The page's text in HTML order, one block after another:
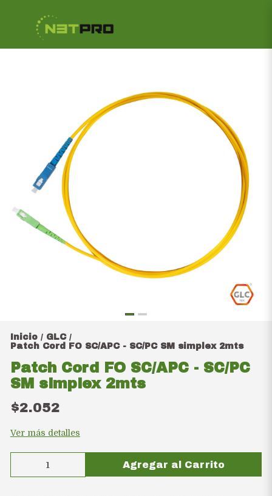
Inicio / GLC /
Patch Cord FO SC/APC - SC/PC SM simplex 2mts
Patch Cord FO SC/APC - SC/PC
SM simplex 2mts
$2.052
Ver más detalles
Agregar al Carrito